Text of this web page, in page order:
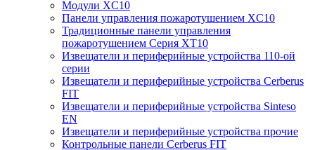
Модули XC10
Панели управления пожаротушением XC10
Традиционные панели управления
пожаротушением Серия XT10
Извещатели и периферийные устройства 110-ой
серии
Извещатели и периферийные устройства Cerberus
FIT
Извещатели и периферийные устройства Sinteso
EN
Извещатели и периферийные устройства прочие
Контрольные панели Cerberus FIT